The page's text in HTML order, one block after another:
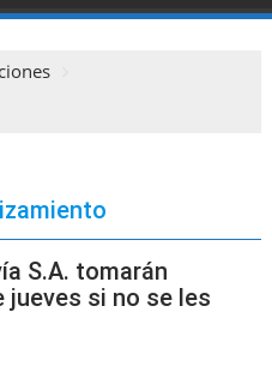
S.A. tomarán
si no se les